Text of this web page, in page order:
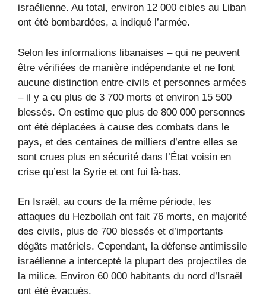
israélienne. Au total, environ 12 000 cibles au Liban
ont été bombardées, a indiqué l’armée.
Selon les informations libanaises – qui ne peuvent
être vérifiées de manière indépendante et ne font
aucune distinction entre civils et personnes armées
– il y a eu plus de 3 700 morts et environ 15 500
blessés. On estime que plus de 800 000 personnes
ont été déplacées à cause des combats dans le
pays, et des centaines de milliers d’entre elles se
sont crues plus en sécurité dans l’État voisin en
crise qu’est la Syrie et ont fui là-bas.
En Israël, au cours de la même période, les
attaques du Hezbollah ont fait 76 morts, en majorité
des civils, plus de 700 blessés et d’importants
dégâts matériels. Cependant, la défense antimissile
israélienne a intercepté la plupart des projectiles de
la milice. Environ 60 000 habitants du nord d’Israël
ont été évacués.